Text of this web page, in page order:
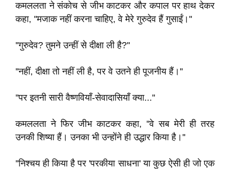
कमललता ने संकोच से जीभ काटकर और कपाल पर हाथ देकर
कहा, ''मजाक नहीं करना चाहिए, वे मेरे गुरुदेव हैं गुसाईं।''
''गुरुदेव? तुमने उन्हीं से दीक्षा ली है?''
''नहीं, दीक्षा तो नहीं ली है, पर वे उतने ही पूजनीय हैं।''
''पर इतनी सारी वैष्णवियाँ-सेवादासियाँ क्या...''
कमललता ने फिर जीभ काटकर कहा, ''वे सब मेरी ही तरह
उनकी शिष्या हैं। उनका भी उन्होंने ही उद्धार किया है।''
''निश्चय ही किया है पर 'परकीया साधना' या कुछ ऐसी ही जो एक